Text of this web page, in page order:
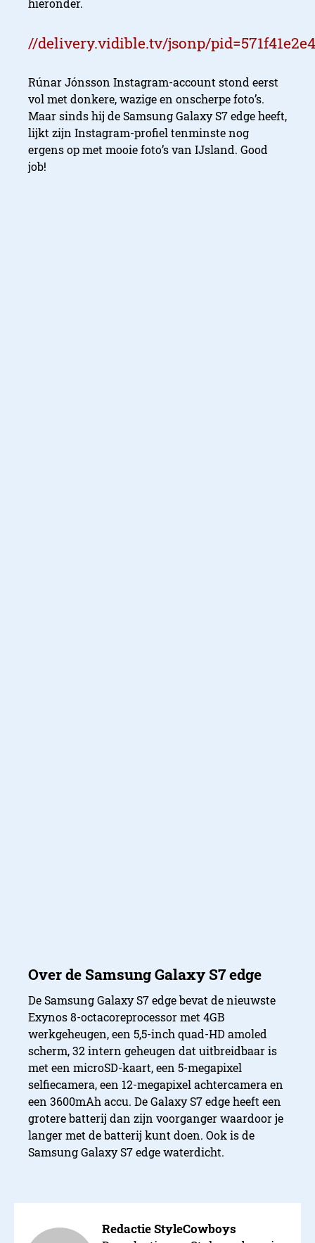
hieronder.
//delivery.vidible.tv/jsonp/
Rúnar Jónsson Instagram-account stond eerst
vol met donkere, wazige en onscherpe foto’s.
Maar sinds hij de Samsung Galaxy S7 edge heeft,
lijkt zijn Instagram-profiel tenminste nog
ergens op met mooie foto’s van IJsland. Good
job!
De Samsung Galaxy S7 edge bevat de nieuwste
Exynos 8-octacoreprocessor met 4GB
werkgeheugen, een 5,5-inch quad-HD amoled
scherm, 32 intern geheugen dat uitbreidbaar is
met een microSD-kaart, een 5-megapixel
selfiecamera, een 12-megapixel achtercamera en
een 3600mAh accu. De Galaxy S7 edge heeft een
grotere batterij dan zijn voorganger waardoor je
langer met de batterij kunt doen. Ook is de
Samsung Galaxy S7 edge waterdicht.
Redactie StyleCowboys